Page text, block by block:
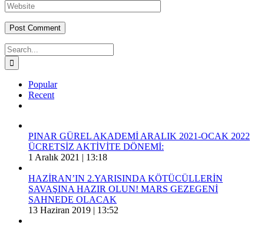
Search
for:
Popular
Recent
PINAR GÜREL AKADEMİ ARALIK 2021-OCAK 2022
ÜCRETSİZ AKTİVİTE DÖNEMİ:
1 Aralık 2021 | 13:18
HAZİRAN’IN 2.YARISINDA KÖTÜCÜLLERİN
SAVAŞINA HAZIR OLUN! MARS GEZEGENİ
SAHNEDE OLACAK
13 Haziran 2019 | 13:52